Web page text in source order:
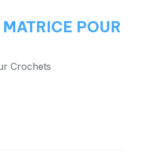
POUR
Crochets